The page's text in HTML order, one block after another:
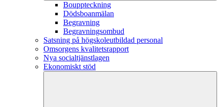
Bouppteckning
Dödsboanmälan
Begravning
Begravningsombud
Satsning på högskoleutbildad personal
Omsorgens kvalitetsrapport
Nya socialtjänstlagen
Ekonomiskt stöd